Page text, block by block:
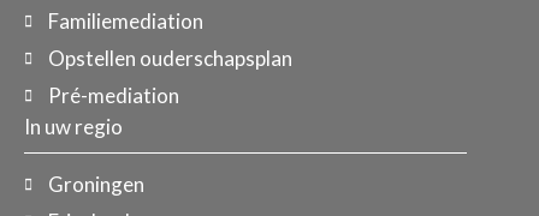
Familiemediation
Opstellen ouderschapsplan
Pré-mediation
In uw regio
Groningen